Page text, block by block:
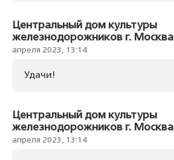
Центральный дом культуры
железнодорожников г. Москва
апреля 2023, 13:14
Удачи!
Центральный дом культуры
железнодорожников г. Москва
апреля 2023, 13:14